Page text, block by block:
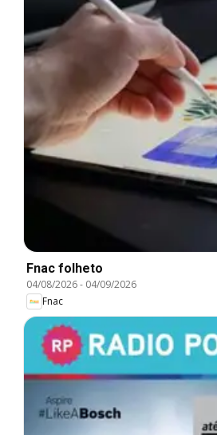
Fnac folheto
04/08/2026- 04/09/2026
Fnac